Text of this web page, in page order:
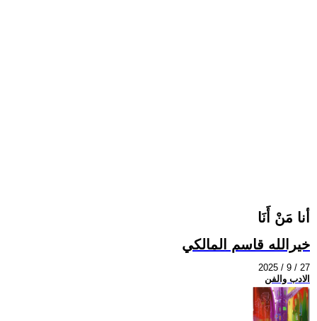
أنا مَنْ أَنَا
خيرالله قاسم المالكي
2025 / 9 / 27
الادب والفن